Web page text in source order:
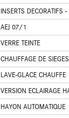
INSERTS DECORATIFS
AEJ 07/1
VERRE TEINTE
CHAUFFAGE DE
LAVE-GLACE CHAUFFE
VERSION ECLAIRAGE
HAYON AUTOMATIQUE